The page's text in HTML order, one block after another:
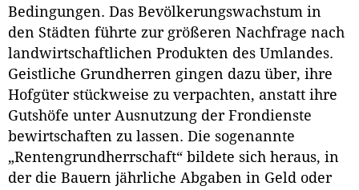
Bedingungen. Das Bevölkerungswachstum in
den Städten führte zur größeren Nachfrage nach
landwirtschaftlichen Produkten des Umlandes.
Geistliche Grundherren gingen dazu über, ihre
Hofgüter stückweise zu verpachten, anstatt ihre
Gutshöfe unter Ausnutzung der Frondienste
bewirtschaften zu lassen. Die sogenannte
„Rentengrundherrschaft“ bildete sich heraus, in
der die Bauern jährliche Abgaben in Geld oder